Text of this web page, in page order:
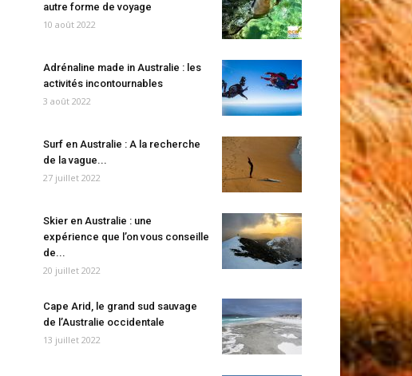
autre forme de voyage
10 août 2022
Adrénaline made in Australie : les
activités incontournables
3 août 2022
Surf en Australie : A la recherche
de la vague...
27 juillet 2022
Skier en Australie : une
expérience que l’on vous conseille
de...
20 juillet 2022
Cape Arid, le grand sud sauvage
de l’Australie occidentale
13 juillet 2022